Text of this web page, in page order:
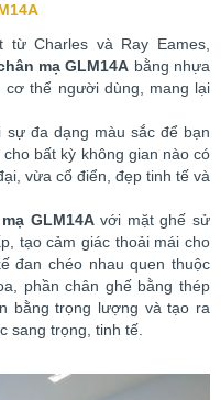
Charles và Ray Eames,
mạ GLM14A bằng nhựa
thể người dùng, mang lại
đa dạng màu sắc để bạn
bất kỳ không gian nào có
vừa cổ điển, đẹp tinh tế và
GLM14Avới mặt ghế sử
tạo cảm giác thoải mái cho
đan chéo nhau quen thuộc
phần chân ghế bằng thép
bằng trọng lượng và tạo ra
sang trọng, tinh tế.